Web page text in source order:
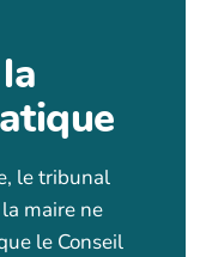
le tribunal
maire ne
le Conseil